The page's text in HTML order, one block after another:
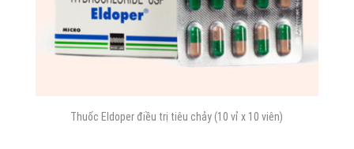
Thuốc Eldoper điều trị tiêu chảy (10 vỉ x 10 viên)